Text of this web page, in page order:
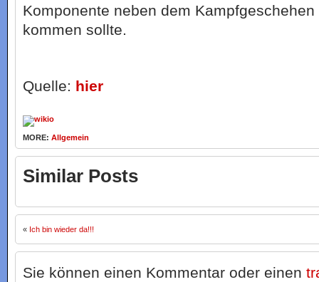
Komponente neben dem
kommen sollte.
Quelle: hier
MORE: Allgemein
Similar Posts
« Ich bin wieder da!!!
Sie können einen Kommentar oder einen